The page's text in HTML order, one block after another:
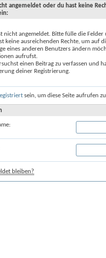
angemeldet oder du hast keine
nicht angemeldet. Bitte fülle die
keine ausreichenden Rechte, um auf
eines anderen Benutzers ändern
aufrufst.
einen Beitrag zu verfassen und
deiner Registrierung.
sein, um diese Seite aufrufen
bleiben?